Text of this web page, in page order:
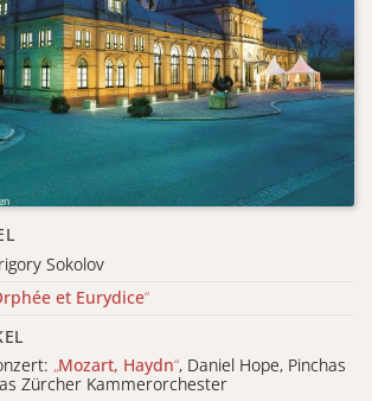
Sokolov
et Eurydice“
„Mozart, Haydn“, Daniel Hope, Pinchas
Zürcher Kammerorchester